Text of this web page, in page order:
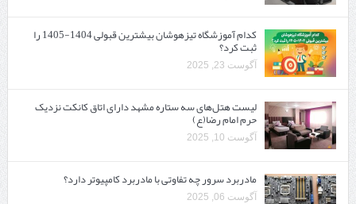
کدام آموزشگاه تیزهوشان بیشترین قبولی 1404-1405 را
ثبت کرد؟
آگوست 23, 2025
لیست هتل‌های سه ستاره مشهد دارای اتاق کانکت نزدیک
حرم امام رضا(ع)
آگوست 10, 2025
مادربرد سرور چه تفاوتی با مادربرد کامپیوتر دارد؟
آگوست 06, 2025